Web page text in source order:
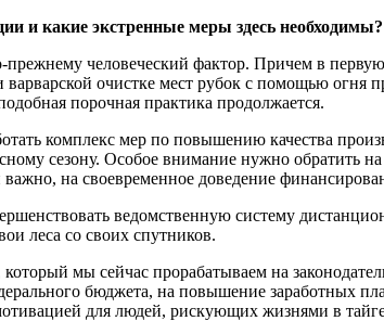
и какие экстренные меры здесь необходимы?
человеческий фактор. Причем в
варварской очистке мест рубок с помощью
порочная практика продолжается.
комплекс мер по повышению качества
сезону. Особое внимание нужно обратить
на своевременное доведение
ведомственную систему
леса со своих спутников.
мы сейчас прорабатываем на
бюджета, на повышение заработных
для людей, рискующих жизнями в